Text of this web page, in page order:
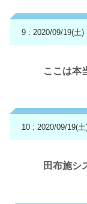
9 : 2020/09/19(土)
ここは本
10 : 2020/09/19(
田布施シ